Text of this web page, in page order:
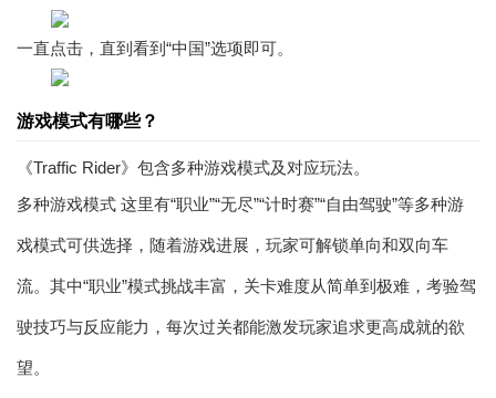
一直点击，直到看到“中国”选项即可。
游戏模式有哪些？
《Traffic Rider》包含多种游戏模式及对应玩法。
多种游戏模式 这里有“职业”“无尽”“计时赛”“自由驾驶”等多种游
戏模式可供选择，随着游戏进展，玩家可解锁单向和双向车
流。其中“职业”模式挑战丰富，关卡难度从简单到极难，考验驾
驶技巧与反应能力，每次过关都能激发玩家追求更高成就的欲
望。